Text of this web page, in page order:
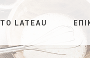
ΤΟ LATEAU